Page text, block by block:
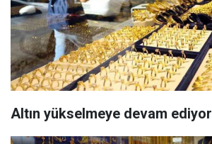
Altın yükselmeye devam ediyor